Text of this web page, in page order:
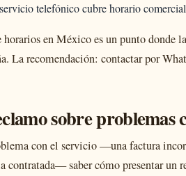
telefónico cubre horario
en México es un punto donde
La recomendación: contactar por
sobre problemas
con el servicio —una factura
contratada— saber cómo presentar un